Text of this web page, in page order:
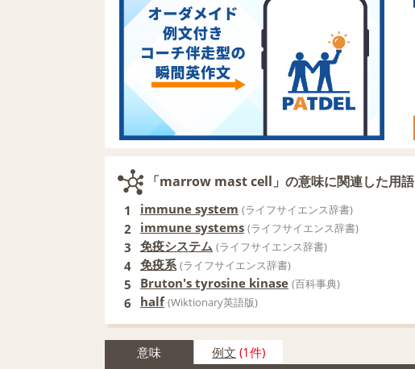
「marrow mast cell」の意味に関連した用語
1 immune system (ライフサイエンス辞書)
2 immune systems (ライフサイエンス辞書)
3 免疫システム (ライフサイエンス辞書)
4 免疫系 (ライフサイエンス辞書)
5 Bruton's tyrosine kinase (百科事典)
6 half (Wiktionary英語版)
意味 例文 (1件)